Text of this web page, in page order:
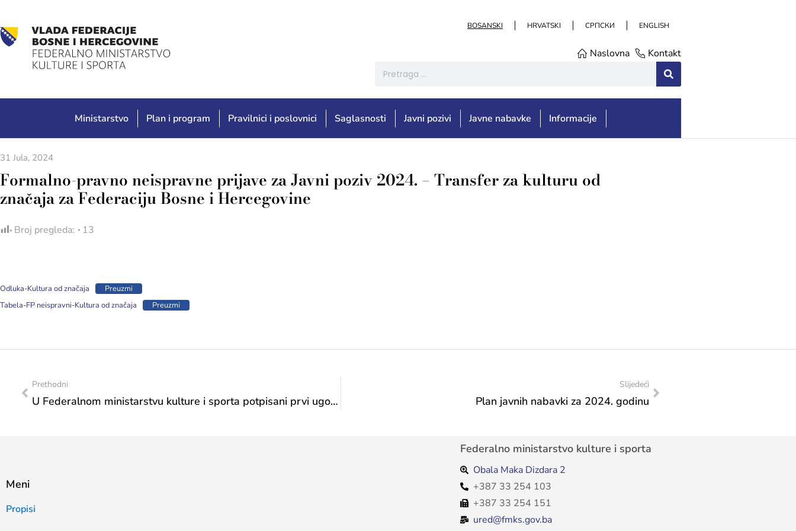
BOSANSKI HRVATSKI СРПСКИ ENGLISH
Naslovna Kontakt
Ministarstvo Plan i program Pravilnici i poslovnici Saglasnosti Javni pozivi Javne nabavke Informacije
31 Jula, 2024
Formalno-pravno neispravne prijave za Javni poziv 2024. – Transfer za kulturu od
značaja za Federaciju Bosne i Hercegovine
Broj pregleda: 13
Odluka-Kultura od značaja
Preuzmi
Tabela-FP neispravni-Kultura od značaja
Preuzmi
Prethodni
U Federalnom ministarstvu kulture i sporta potpisani prvi ugovori o finansiranju pojedinaca iz Transfera za potporu mobilnosti umjetnika za 2024. godinu
Slijedeći
Plan javnih nabavki za 2024. godinu
Meni
Propisi
Federalno ministarstvo kulture i sporta
Obala Maka Dizdara 2
+387 33 254 103
+387 33 254 151
ured@fmks.gov.ba